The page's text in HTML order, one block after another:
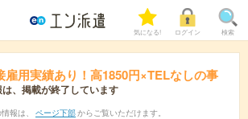
気になる! ログイン 検索
用実績あり！高1850円×TELなしの事
、掲載が終了しています
報は、 ページ下部 からご覧いただけます。